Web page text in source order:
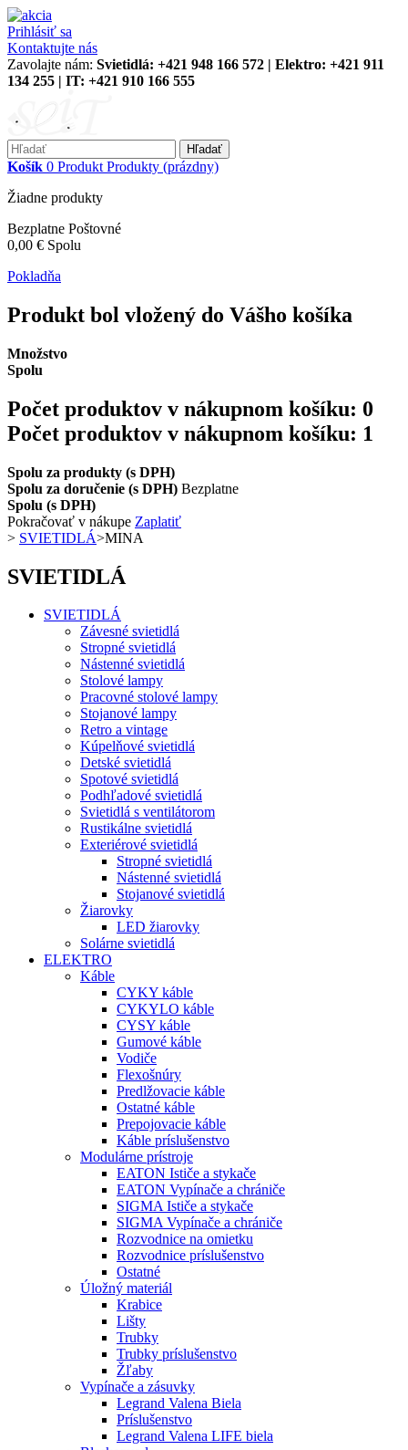
Prihlásiť sa
Kontaktujte nás
Zavolajte nám: Svietidlá: +421 948 166 572 | Elektro: +421 911
134 255 | IT: +421 910 166 555
Hľadať
Košík 0 Produkt Produkty (prázdny)
Žiadne produkty
Bezplatne Poštovné
0,00 € Spolu
Pokladňa
Produkt bol vložený do Vášho košíka
Množstvo
Spolu
Počet produktov v nákupnom košíku: 0
Počet produktov v nákupnom košíku: 1
Spolu za produkty (s DPH)
Spolu za doručenie (s DPH) Bezplatne
Spolu (s DPH)
Pokračovať v nákupe Zaplatiť
> SVIETIDLÁ>MINA
SVIETIDLÁ
SVIETIDLÁ
Závesné svietidlá
Stropné svietidlá
Nástenné svietidlá
Stolové lampy
Pracovné stolové lampy
Stojanové lampy
Retro a vintage
Kúpelňové svietidlá
Detské svietidlá
Spotové svietidlá
Podhľadové svietidlá
Svietidlá s ventilátorom
Rustikálne svietidlá
Exteriérové svietidlá
Stropné svietidlá
Nástenné svietidlá
Stojanové svietidlá
Žiarovky
LED žiarovky
Solárne svietidlá
ELEKTRO
Káble
CYKY káble
CYKYLO káble
CYSY káble
Gumové káble
Vodiče
Flexošnúry
Predlžovacie káble
Ostatné káble
Prepojovacie káble
Káble príslušenstvo
Modulárne prístroje
EATON Ističe a stykače
EATON Vypínače a chrániče
SIGMA Ističe a stykače
SIGMA Vypínače a chrániče
Rozvodnice na omietku
Rozvodnice príslušenstvo
Ostatné
Úložný materiál
Krabice
Lišty
Trubky
Trubky príslušenstvo
Žľaby
Vypínače a zásuvky
Legrand Valena Biela
Príslušenstvo
Legrand Valena LIFE biela